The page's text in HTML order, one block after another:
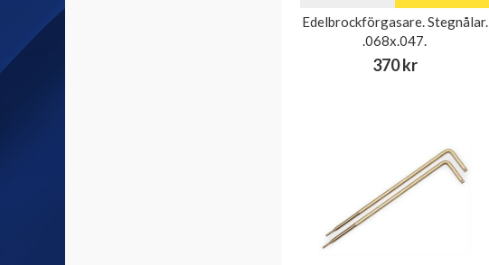
Edelbrockförgasare. Stegnålar.
.068x.047.
370 kr